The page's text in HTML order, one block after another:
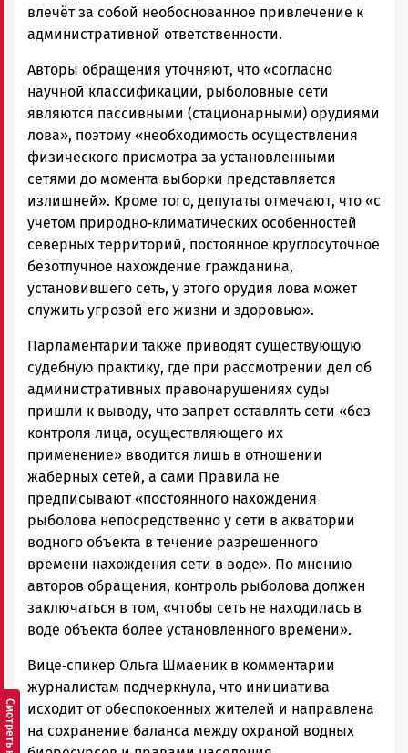
влечёт за собой необоснованное привлечение к
административной ответственности.
Авторы обращения уточняют, что «согласно
научной классификации, рыболовные сети
являются пассивными (стационарными) орудиями
лова», поэтому «необходимость осуществления
физического присмотра за установленными
сетями до момента выборки представляется
излишней». Кроме того, депутаты отмечают, что «с
учетом природно‑климатических особенностей
северных территорий, постоянное круглосуточное
безотлучное нахождение гражданина,
установившего сеть, у этого орудия лова может
служить угрозой его жизни и здоровью».
Парламентарии также приводят существующую
судебную практику, где при рассмотрении дел об
административных правонарушениях суды
пришли к выводу, что запрет оставлять сети «без
контроля лица, осуществляющего их
применение» вводится лишь в отношении
жаберных сетей, а сами Правила не
предписывают «постоянного нахождения
рыболова непосредственно у сети в акватории
водного объекта в течение разрешенного
времени нахождения сети в воде». По мнению
авторов обращения, контроль рыболова должен
заключаться в том, «чтобы сеть не находилась в
воде объекта более установленного времени».
Вице‑спикер Ольга Шмаеник в комментарии
журналистам подчеркнула, что инициатива
исходит от обеспокоенных жителей и направлена
на сохранение баланса между охраной водных